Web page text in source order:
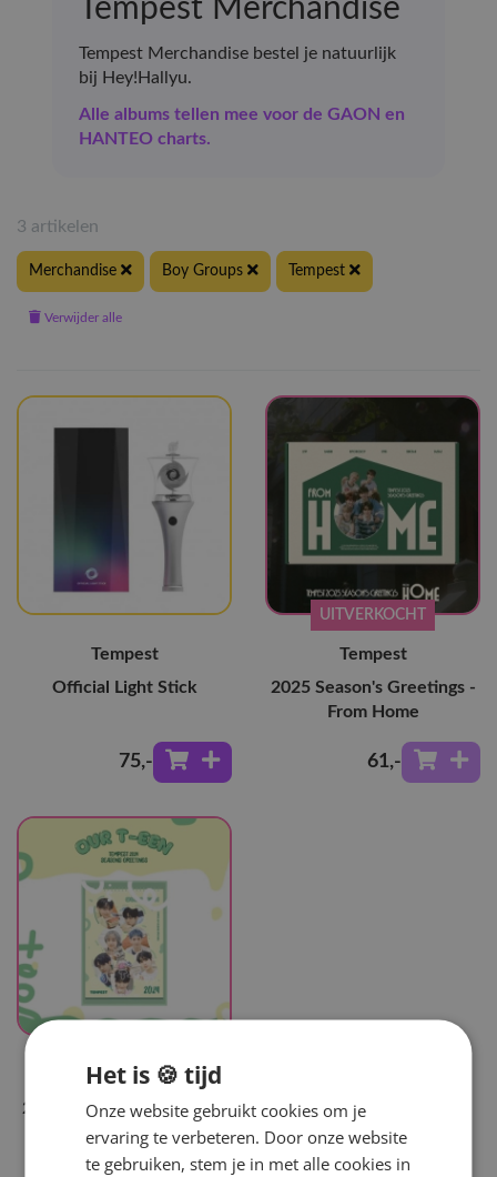
Tempest Merchandise
Tempest Merchandise bestel je natuurlijk
bij Hey!Hallyu.
Alle albums tellen mee voor de GAON en
HANTEO charts.
3 artikelen
Merchandise Boy Groups Tempest
Verwijder alle
Tempest
Official Light Stick
75,-
UITVERKOCHT
Tempest
2025 Season's Greetings -
From Home
61,-
Tempest
2024 Season's Greetings -
OUR-TEEN
Het is 🍪 tijd
Onze website gebruikt cookies om je
ervaring te verbeteren. Door onze website
te gebruiken, stem je in met alle cookies in